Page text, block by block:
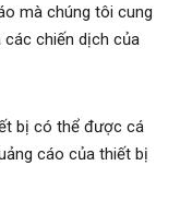
mà chúng tôi cung
các chiến dịch của
bị có thể được cá
cáo của thiết bị